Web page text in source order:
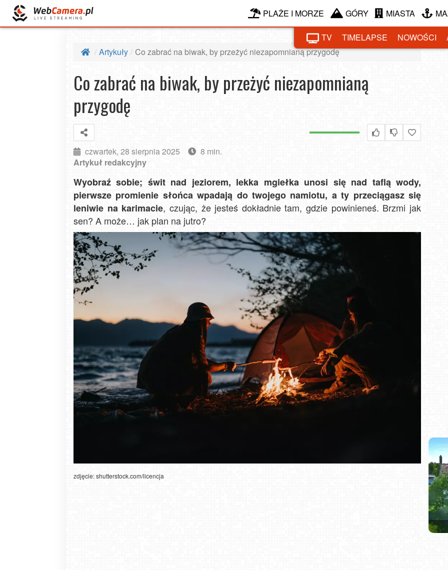
PLAŻE I MORZE GÓRY MIASTA
TV TIMELAPSE NOWOŚCI
Artykuły
Co zabrać na biwak, by przeżyć niezapomnianą przygodę
Co zabrać na biwak, by przeżyć niezapomnianą
przygodę
czwartek, 28 sierpnia 2025
8 min.
Artykuł redakcyjny
Wyobraź sobie; świt nad jeziorem, lekka mgiełka unosi się nad taflą wody,
pierwsze promienie słońca wpadają do twojego namiotu, a ty przeciągasz się
leniwie na karimacie, czując, że jesteś dokładnie tam, gdzie powinieneś. Brzmi jak
sen? A może… jak plan na jutro?
zdjęcie: shutterstock.com/licencja
Zakopane - widok na deptak Krupówki NOWOŚĆ Władysławowo - widok na plażę - NOWOŚĆ